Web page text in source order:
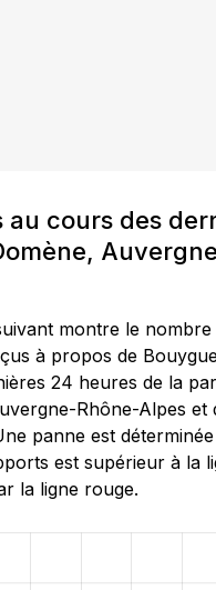
au cours des
montre le
à propos de
24 heures de la
Rhône-Alpes et
panne est
est supérieur à la
la ligne rouge.